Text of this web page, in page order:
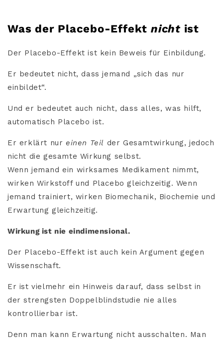
Was der Placebo-Effekt nichtist
Der Placebo-Effekt ist kein Beweis für Einbildung.
Er bedeutet nicht, dass jemand „sich das nur
einbildet“.
Und er bedeutet auch nicht, dass alles, was hilft,
automatisch Placebo ist.
Er erklärt nur einen Teil der Gesamtwirkung, jedoch
nicht die gesamte Wirkung selbst.
Wenn jemand ein wirksames Medikament nimmt,
wirken Wirkstoff und Placebo gleichzeitig. Wenn
jemand trainiert, wirken Biomechanik, Biochemie und
Erwartung gleichzeitig.
Wirkung ist nie eindimensional.
Der Placebo-Effekt ist auch kein Argument gegen
Wissenschaft.
Er ist vielmehr ein Hinweis darauf, dass selbst in
der strengsten Doppelblindstudie nie alles
kontrollierbar ist.
Denn man kann Erwartung nicht ausschalten. Man